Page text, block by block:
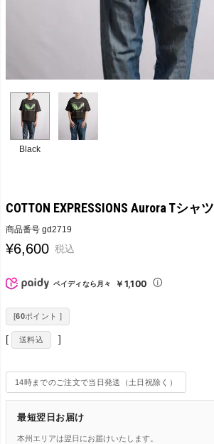
Black
COTTON EXPRESSIONS Aurora Tシャツ
商品番号 gd2719
¥6,600 税込
ペイディなら月々 ￥1,100
[60ポイント ]
送料込
14時までのご注文で当日発送（土日祝除く）
最短翌日お届け
本州エリアは翌日にお届けいたします。